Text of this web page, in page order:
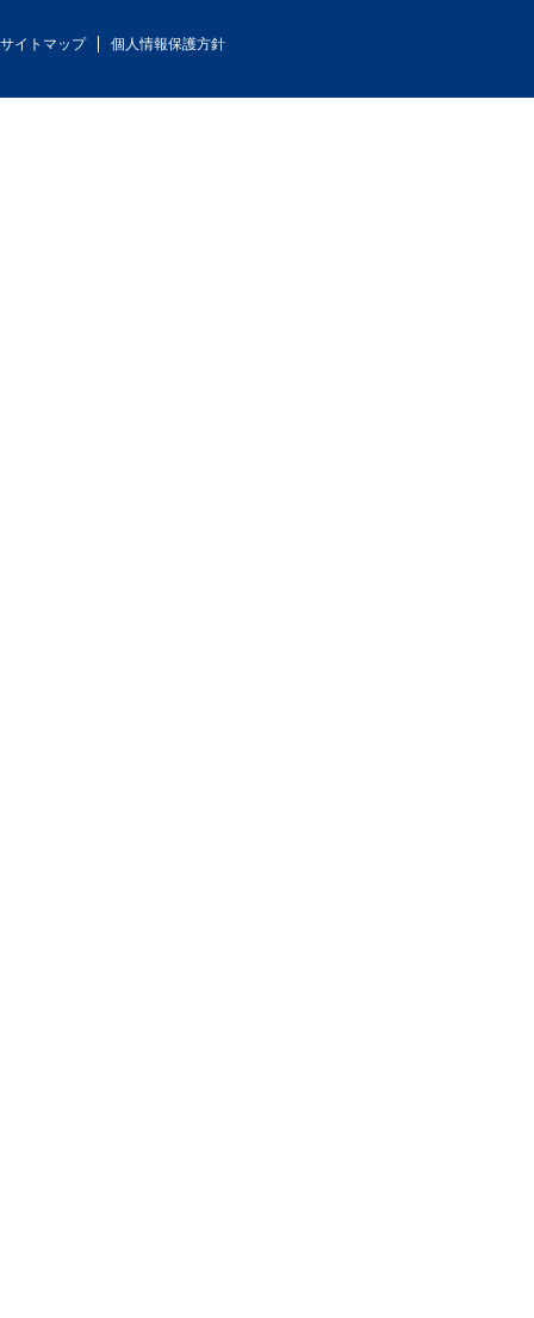
サイトマップ 個人情報保護方針